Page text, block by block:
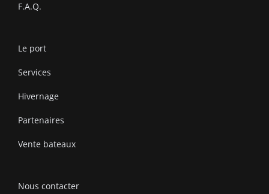
F.A.Q.
Le port
Services
Hivernage
Partenaires
Vente bateaux
Nous contacter